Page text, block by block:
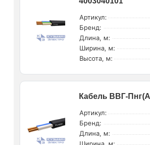
Артикул:
Бренд:
Длина, м:
Ширина, м:
Высота, м:
Кабель ВВГ-
Артикул:
Бренд:
Длина, м: